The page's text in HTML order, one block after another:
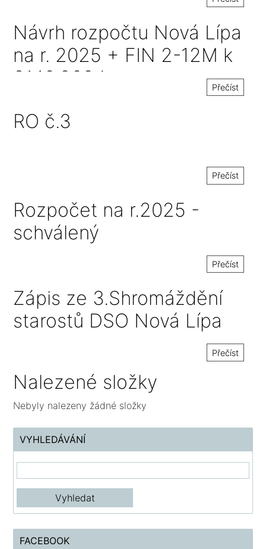
Návrh rozpočtu Nová Lípa
na r. 2025 + FIN 2-12M k
31.10.2024
Přečíst
RO č.3
Přečíst
Rozpočet na r.2025 -
schválený
Přečíst
Zápis ze 3.Shromáždění
starostů DSO Nová Lípa
Přečíst
Nalezené složky
Nebyly nalezeny žádné složky
VYHLEDÁVÁNÍ
FACEBOOK